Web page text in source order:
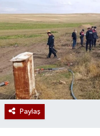
Paylaş